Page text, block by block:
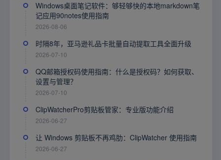
Windows桌面笔记软件：够轻够快的本地markdown笔
记应用90notes使用指南
2026-08-06
时隔8年，亚马逊礼品卡批量自动提取工具全面升级
2026-07-10
QQ邮箱授权码使用指南：什么是授权码？如何获取、
设置与管理？
2026-07-10
ClipWatcherPro剪贴板管家：专业版功能介绍
2026-06-27
让 Windows 剪贴板不再鸡肋：ClipWatcher 使用指南
2026-06-27